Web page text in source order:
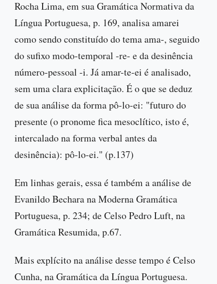
Rocha Lima, em sua Gramática Normativa da
Língua Portuguesa, p. 169, analisa amarei
como sendo constituído do tema ama-, seguido
do sufixo modo-temporal -re- e da desinência
número-pessoal -i. Já amar-te-ei é analisado,
sem uma clara explicitação. É o que se deduz
de sua análise da forma pô-lo-ei: "futuro do
presente (o pronome fica mesoclítico, isto é,
intercalado na forma verbal antes da
desinência): pô-lo-ei." (p.137)
Em linhas gerais, essa é também a análise de
Evanildo Bechara na Moderna Gramática
Portuguesa, p. 234; de Celso Pedro Luft, na
Gramática Resumida, p.67.
Mais explícito na análise desse tempo é Celso
Cunha, na Gramática da Língua Portuguesa.